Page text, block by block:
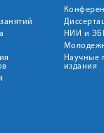
НИИ и
Научные
издания